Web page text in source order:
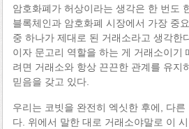
암호화폐가 허상이라는 생각은 한 번도
블록체인과 암호화폐 시장에서 가장 중
중 하나가 제대로 된 거래소라고 생각한
이자 문고리 역할을 하는 게 거래소이기
려면 거래소와 항상 끈끈한 관계를 유지
믿음을 갖고 있다.
우리는 코빗을 완전히 엑싯한 후에, 다
다. 위에서 말한 대로 거래소야말로 이